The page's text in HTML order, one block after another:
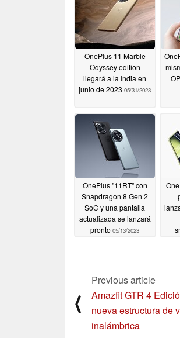
OnePlus 11 Marble
Odyssey edition
llegará a la India en
junio de 2023 05/31/2023
OnePlus "11RT" con
Snapdragon 8 Gen 2
SoC y una pantalla
actualizada se lanzará
pronto 05/13/2023
⟨
Previous article
Amazfit GTR 4
nueva estructura de
inalámbrica